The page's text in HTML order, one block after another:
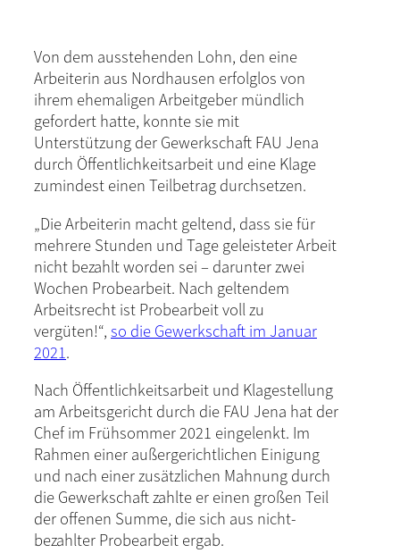
Von dem ausstehenden Lohn, den eine
Arbeiterin aus Nordhausen erfolglos von
ihrem ehemaligen Arbeitgeber mündlich
gefordert hatte, konnte sie mit
Unterstützung der Gewerkschaft FAU Jena
durch Öffentlichkeitsarbeit und eine Klage
zumindest einen Teilbetrag durchsetzen.
„Die Arbeiterin macht geltend, dass sie für
mehrere Stunden und Tage geleisteter Arbeit
nicht bezahlt worden sei – darunter zwei
Wochen Probearbeit. Nach geltendem
Arbeitsrecht ist Probearbeit voll zu
vergüten!“, so die Gewerkschaft im Januar
2021.
Nach Öffentlichkeitsarbeit und Klagestellung
am Arbeitsgericht durch die FAU Jena hat der
Chef im Frühsommer 2021 eingelenkt. Im
Rahmen einer außergerichtlichen Einigung
und nach einer zusätzlichen Mahnung durch
die Gewerkschaft zahlte er einen großen Teil
der offenen Summe, die sich aus nicht-
bezahlter Probearbeit ergab.